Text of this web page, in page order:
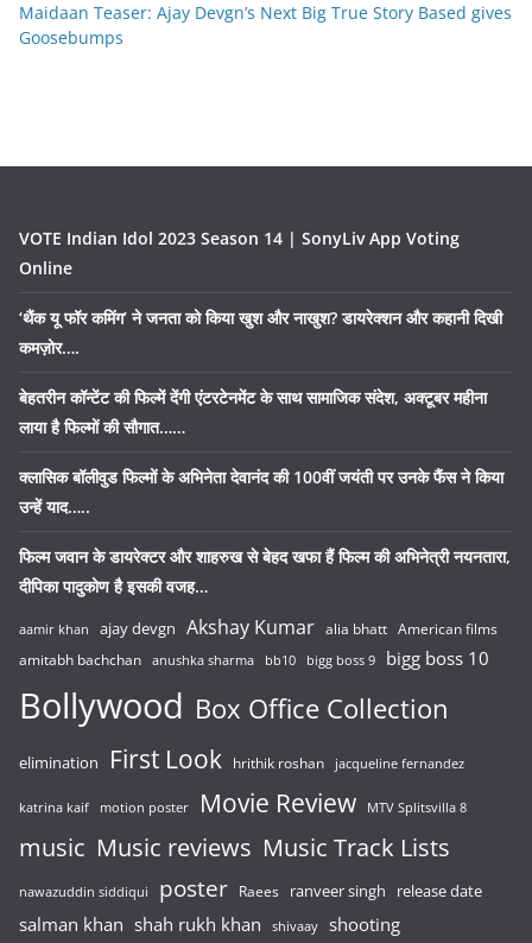
Maidaan Teaser: Ajay Devgn’s Next Big True Story Based gives
Goosebumps
VOTE Indian Idol 2023 Season 14 | SonyLiv App Voting
Online
‘थैंक यू फॉर कमिंग’ ने जनता को किया खुश और नाखुश? डायरेक्शन और कहानी दिखी
कमज़ोर….
बेहतरीन कॉन्टेंट की फिल्में देंगी एंटरटेनमेंट के साथ सामाजिक संदेश, अक्टूबर महीना
लाया है फिल्मों की सौगात……
क्लासिक बॉलीवुड फिल्मों के अभिनेता देवानंद की 100वीं जयंती पर उनके फैंस ने किया
उन्हें याद…..
फिल्म जवान के डायरेक्टर और शाहरुख से बेहद खफा हैं फिल्म की अभिनेत्री नयनतारा,
दीपिका पादुकोण है इसकी वजह…
aamir khan ajay devgn Akshay Kumar alia bhatt American films
amitabh bachchan anushka sharma bb10 bigg boss 9 bigg boss 10
Bollywood Box Office Collection
elimination First Look hrithik roshan jacqueline fernandez
katrina kaif motion poster Movie Review MTV Splitsvilla 8
music Music reviews Music Track Lists
nawazuddin siddiqui poster Raees ranveer singh release date
salman khan shah rukh khan shivaay shooting